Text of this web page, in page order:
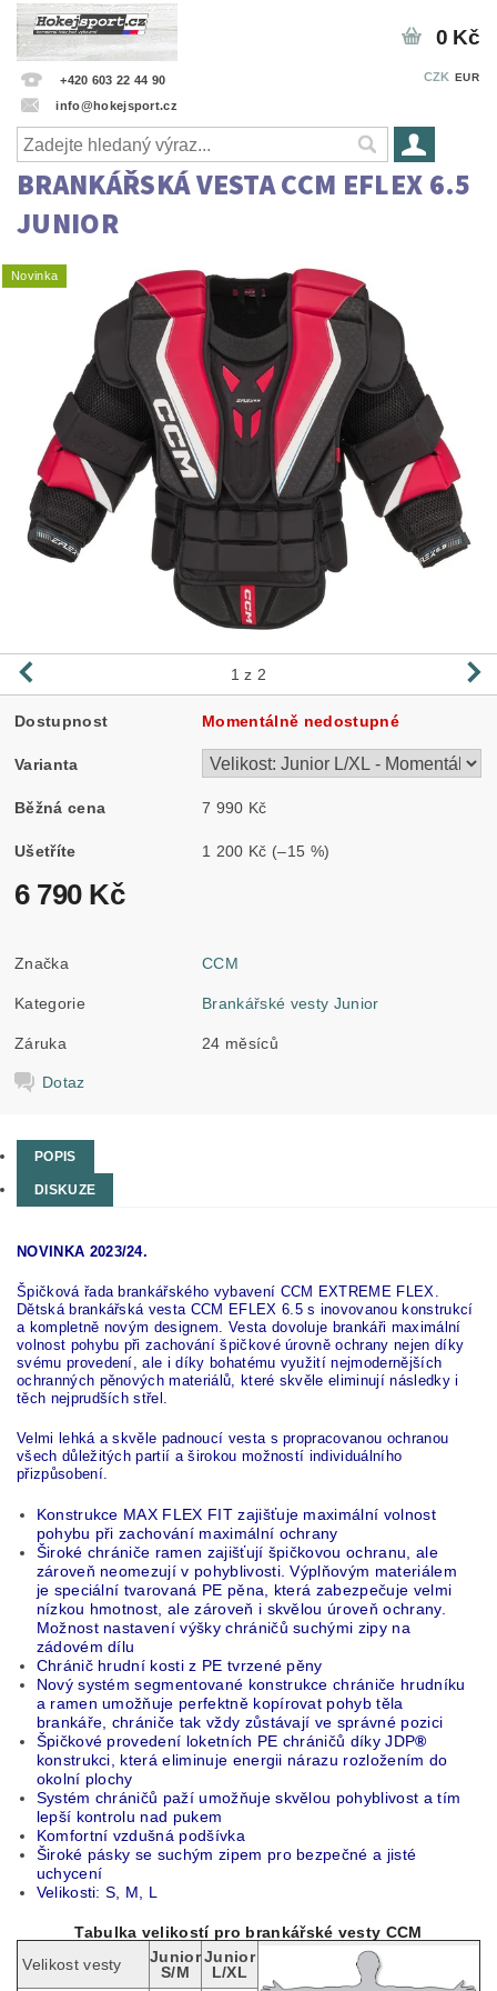
+420 603 22 44 90
info@hokejsport.cz
CZK EUR
0 Kč
BRANKÁŘSKÁ VESTA CCM EFLEX 6.5
JUNIOR
Novinka
1 z 2
Dostupnost Momentálně nedostupné
Varianta
Běžná cena 7 990 Kč
Ušetříte 1 200 Kč (–15 %)
6 790 Kč
Značka CCM
Kategorie Brankářské vesty Junior
Záruka 24 měsíců
Dotaz
POPIS
DISKUZE
NOVINKA 2023/24.
Špičková řada brankářského vybavení CCM EXTREME FLEX.
Dětská brankářská vesta CCM EFLEX 6.5 s inovovanou konstrukcí
a kompletně novým designem. Vesta dovoluje brankáři maximální
volnost pohybu při zachování špičkové úrovně ochrany nejen díky
svému provedení, ale i díky bohatému využití nejmodernějších
ochranných pěnových materiálů, které skvěle eliminují následky i
těch nejprudších střel.
Velmi lehká a skvěle padnoucí vesta s propracovanou ochranou
všech důležitých partií a širokou možností individuálního
přizpůsobení.
Konstrukce MAX FLEX FIT zajišťuje maximální volnost
pohybu při zachování maximální ochrany
Široké chrániče ramen zajišťují špičkovou ochranu, ale
zároveň neomezují v pohyblivosti. Výplňovým materiálem
je speciální tvarovaná PE pěna, která zabezpečuje velmi
nízkou hmotnost, ale zároveň i skvělou úroveň ochrany.
Možnost nastavení výšky chráničů suchými zipy na
zádovém dílu
Chránič hrudní kosti z PE tvrzené pěny
Nový systém segmentované konstrukce chrániče hrudníku
a ramen umožňuje perfektně kopírovat pohyb těla
brankáře, chrániče tak vždy zůstávají ve správné pozici
Špičkové provedení loketních PE chráničů díky JDP®
konstrukci, která eliminuje energii nárazu rozložením do
okolní plochy
Systém chráničů paží umožňuje skvělou pohyblivost a tím
lepší kontrolu nad pukem
Komfortní vzdušná podšívka
Široké pásky se suchým zipem pro bezpečné a jisté
uchycení
Velikosti: S, M, L
Tabulka velikostí pro brankářské vesty CCM
Velikost vesty
Junior
S/M
Junior
L/XL